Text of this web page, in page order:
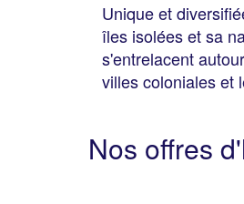
Unique et
îles isolées et sa
s'entrelacent
villes coloniales et
Nos offres